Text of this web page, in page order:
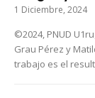
1 Diciembre, 2024
©2024, PNUD U1ruguay Autores: Gustavo Viñales
Grau Pérez y Matilde Pereira Elola
trabajo es el